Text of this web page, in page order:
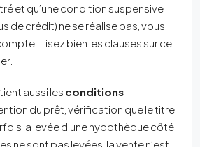
et qu’une condition suspensive
de crédit) ne se réalise pas, vous
Lisez bien les clauses sur ce
aussi les conditions
du prêt, vérification que le titre
la levée d’une hypothèque côté
ne sont pas levées, la vente n’est